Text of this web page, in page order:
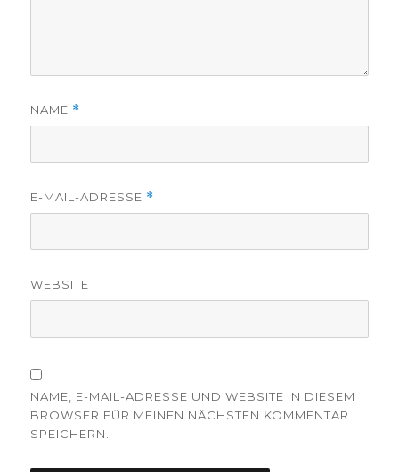
NAME *
E-MAIL-ADRESSE *
WEBSITE
NAME, E-MAIL-ADRESSE UND WEBSITE IN DIESEM
BROWSER FÜR MEINEN NÄCHSTEN KOMMENTAR
SPEICHERN.